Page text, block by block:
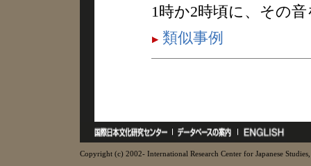
1時か2時頃に、その
類似事例
Copyright (c) 2002- International Research Center for Japanese